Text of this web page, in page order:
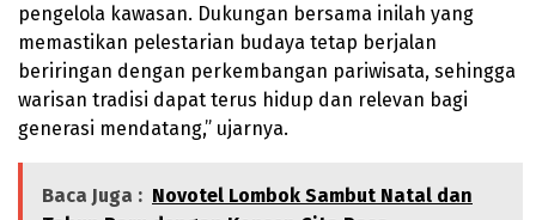
pengelola kawasan. Dukungan bersama inilah yang
memastikan pelestarian budaya tetap berjalan
beriringan dengan perkembangan pariwisata, sehingga
warisan tradisi dapat terus hidup dan relevan bagi
generasi mendatang,” ujarnya.
Baca Juga : Novotel Lombok Sambut Natal dan